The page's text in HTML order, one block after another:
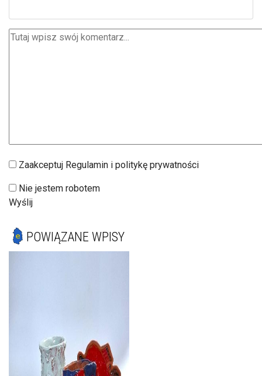
Zaakceptuj Regulamin i politykę prywatności
Nie jestem robotem
Wyślij
POWIĄZANE WPISY